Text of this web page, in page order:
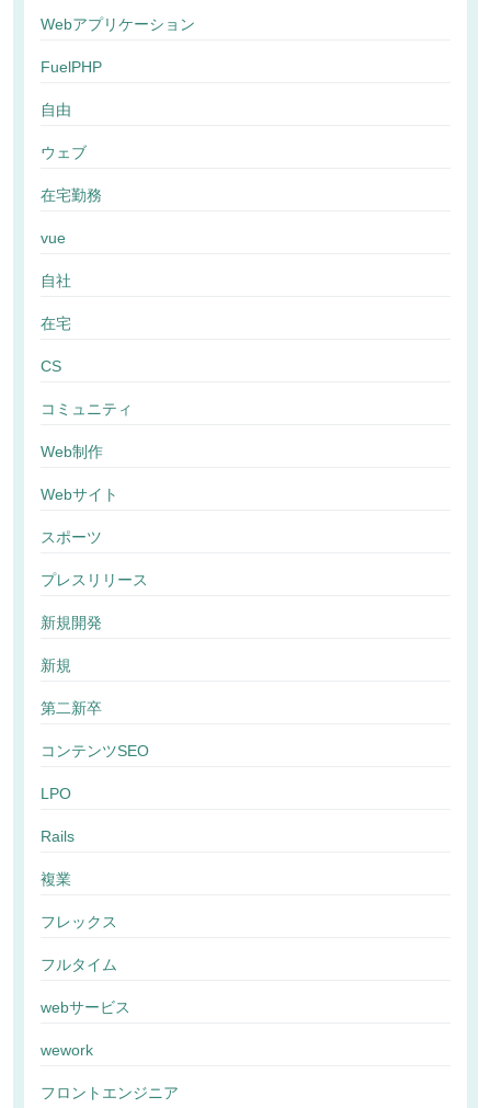
Webアプリケーション
FuelPHP
自由
ウェブ
在宅勤務
vue
自社
在宅
CS
コミュニティ
Web制作
Webサイト
スポーツ
プレスリリース
新規開発
新規
第二新卒
コンテンツSEO
LPO
Rails
複業
フレックス
フルタイム
webサービス
wework
フロントエンジニア